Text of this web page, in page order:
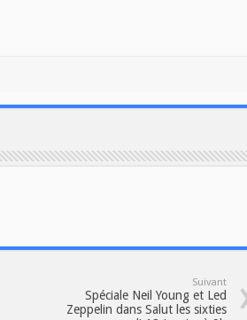
Suivant
Spéciale Neil Young et Led
Zeppelin dans Salut les sixties